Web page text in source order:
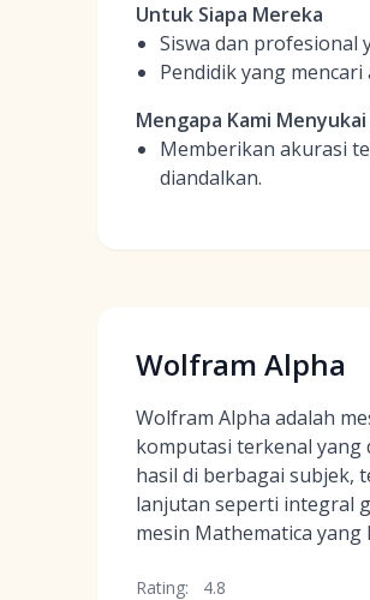
Untuk Siapa Mereka
Siswa dan profesional
Pendidik yang
Mengapa Kami
Memberikan akurasi
diandalkan.
Wolfram Alpha
Wolfram Alpha adalah
komputasi terkenal
hasil di berbagai subjek,
lanjutan seperti integral
mesin Mathematica yang
Rating: 4.8